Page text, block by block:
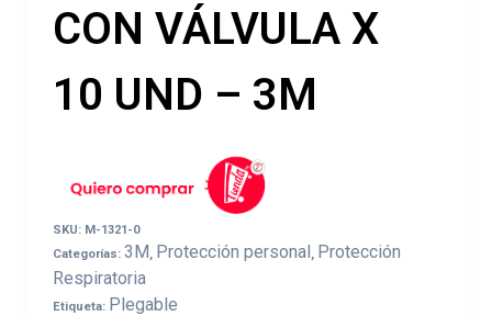
CON VÁLVULA X
10 UND – 3M
SKU: M-1321-0
Categorías: 3M , Protección personal , Protección
Respiratoria
Etiqueta: Plegable